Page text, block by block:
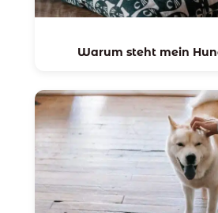
Warum steht mein